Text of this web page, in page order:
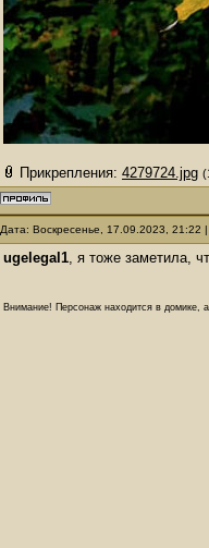
Прикрепления: 4279724.jpg
Дата: Воскресенье, 17.09.2023,
ugelegal1, я тоже заметила,
Внимание! Персонаж находится в домике,